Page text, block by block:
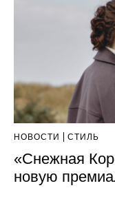
НОВОСТИ СТИЛЬ
«Снежная
новую